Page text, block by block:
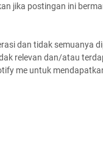
jika postingan ini
dan tidak semuanya
relevan dan/atau
me untuk